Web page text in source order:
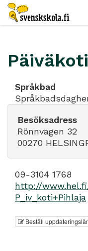
Språkbad
Besöksadress
Rönnvägen 32
00270
09-3104 1768
http://
P_iv_koti+Pihlaja
Beställ